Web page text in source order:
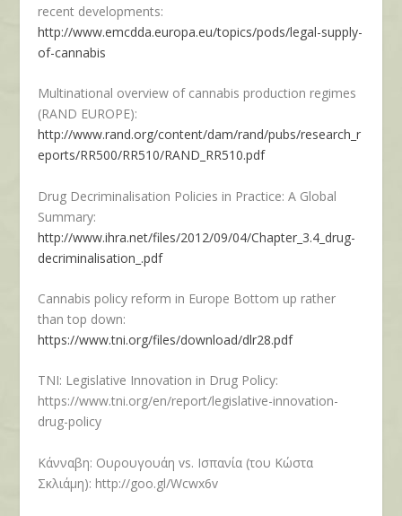
recent developments:
http://www.emcdda.europa.eu/topics/pods/legal-supply-
of-cannabis
Multinational overview of cannabis production regimes
(RAND EUROPE):
http://www.rand.org/content/dam/rand/pubs/research_r
eports/RR500/RR510/RAND_RR510.pdf
Drug Decriminalisation Policies in Practice: A Global
Summary:
http://www.ihra.net/files/2012/09/04/Chapter_3.4_drug-
decriminalisation_.pdf
Cannabis policy reform in Europe Bottom up rather
than top down:
https://www.tni.org/files/download/dlr28.pdf
TNI: Legislative Innovation in Drug Policy:
https://www.tni.org/en/report/legislative-innovation-
drug-policy
Κάνναβη: Ουρουγουάη vs. Ισπανία (του Κώστα
Σκλιάμη): http://goo.gl/Wcwx6v